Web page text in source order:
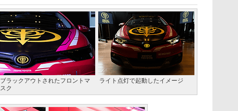
ブラックアウトされたフロントマ
スク
ライト点灯で起動したイメージ